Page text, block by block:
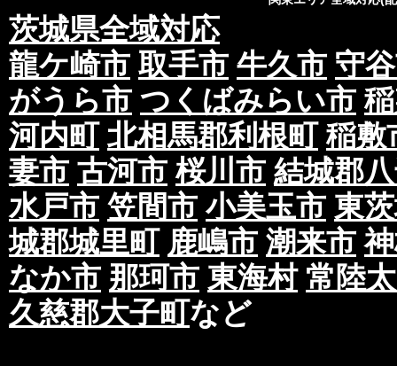
茨城県全域対応
龍ケ崎市 取手市 牛久市 守
がうら市 つくばみらい市
河内町 北相馬郡利根町 稲敷
妻市 古河市 桜川市 結城郡
水戸市 笠間市 小美玉市 東
城郡城里町 鹿嶋市 潮来市
なか市 那珂市 東海村 常陸
久慈郡大子町など